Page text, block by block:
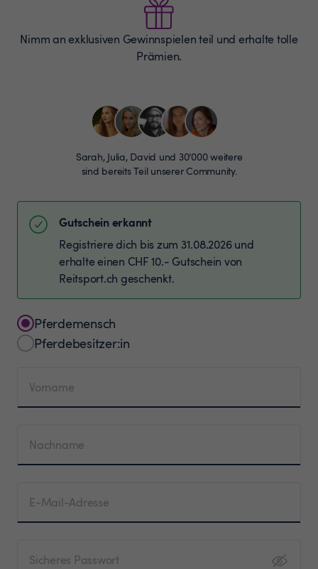
Nimm an exklusiven Gewinnspielen teil und erhalte tolle
Prämien.
Sarah, Julia, David und 30’000 weitere
sind bereits Teil unserer Community.
Gutschein erkannt
Registriere dich bis zum 31.08.2026 und
erhalte einen CHF 10.- Gutschein von
Reitsport.ch geschenkt.
Pferdemensch
Pferdebesitzer:in
Vorname
Nachname
E-Mail-Adresse
Sicheres Passwort